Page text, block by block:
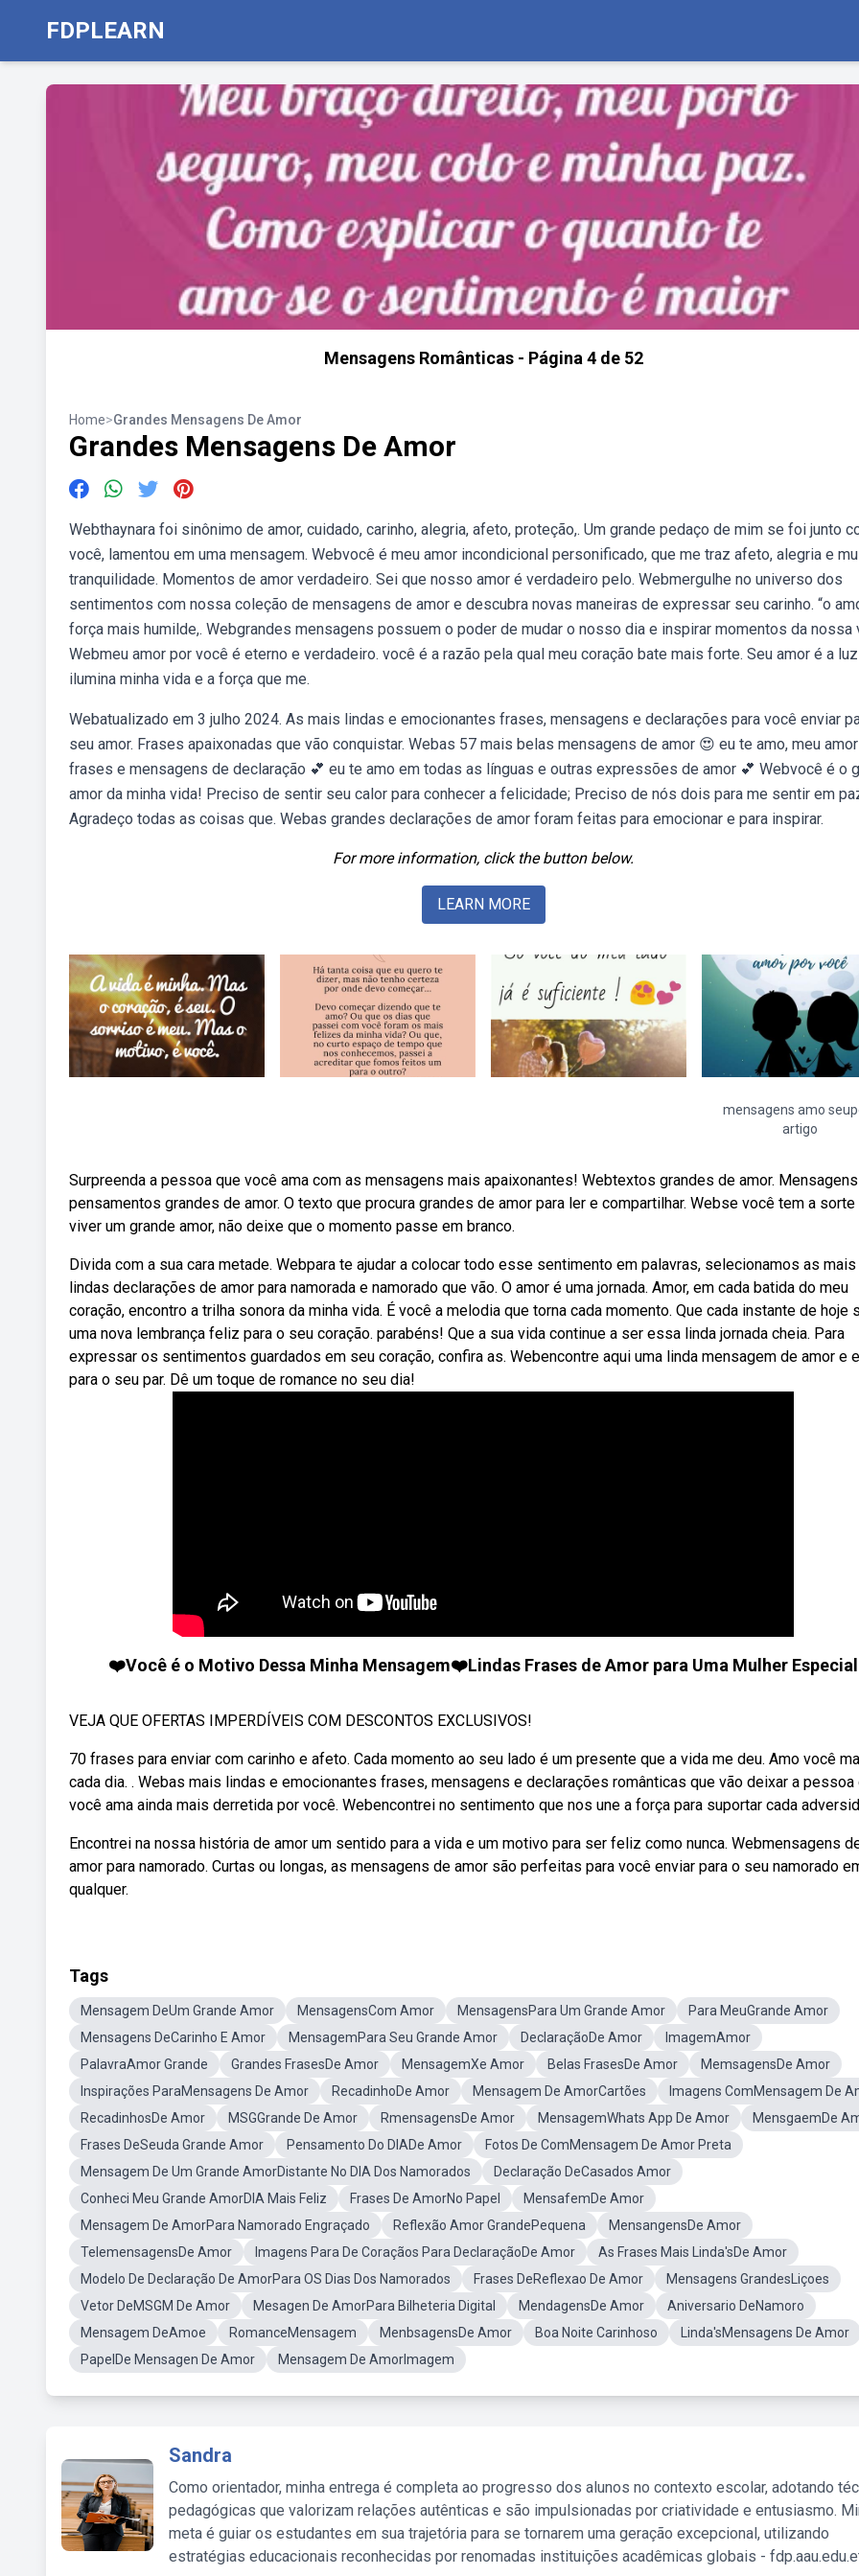
FDPLEARN
Mensagens Românticas - Página 4 de 52
Home>Grandes Mensagens De Amor
Grandes Mensagens De Amor
Webthaynara foi sinônimo de amor, cuidado, carinho, alegria, afeto, proteção,. Um grande pedaço de mim se foi junto
você, lamentou em uma mensagem. Webvocê é meu amor incondicional personificado, que me traz afeto, alegria e
tranquilidade. Momentos de amor verdadeiro. Sei que nosso amor é verdadeiro pelo. Webmergulhe no universo dos
sentimentos com nossa coleção de mensagens de amor e descubra novas maneiras de expressar seu carinho. “o
força mais humilde,. Webgrandes mensagens possuem o poder de mudar o nosso dia e inspirar momentos da nossa
Webmeu amor por você é eterno e verdadeiro. você é a razão pela qual meu coração bate mais forte. Seu amor é a
ilumina minha vida e a força que me.
Webatualizado em 3 julho 2024. As mais lindas e emocionantes frases, mensagens e declarações para você enviar
seu amor. Frases apaixonadas que vão conquistar. Webas 57 mais belas mensagens de amor 😍 eu te amo, meu
frases e mensagens de declaração 💕 eu te amo em todas as línguas e outras expressões de amor 💕 Webvocê é o
amor da minha vida! Preciso de sentir seu calor para conhecer a felicidade; Preciso de nós dois para me sentir em
Agradeço todas as coisas que. Webas grandes declarações de amor foram feitas para emocionar e para inspirar.
For more information, click the button below.
LEARN MORE
mensagens amo
artigo
Surpreenda a pessoa que você ama com as mensagens mais apaixonantes! Webtextos grandes de amor.
pensamentos grandes de amor. O texto que procura grandes de amor para ler e compartilhar. Webse você tem a sorte
viver um grande amor, não deixe que o momento passe em branco.
Divida com a sua cara metade. Webpara te ajudar a colocar todo esse sentimento em palavras, selecionamos as mais
lindas declarações de amor para namorada e namorado que vão. O amor é uma jornada. Amor, em cada batida do meu
coração, encontro a trilha sonora da minha vida. É você a melodia que torna cada momento. Que cada instante de hoje
uma nova lembrança feliz para o seu coração. parabéns! Que a sua vida continue a ser essa linda jornada cheia. Para
expressar os sentimentos guardados em seu coração, confira as. Webencontre aqui uma linda mensagem de amor e
para o seu par. Dê um toque de romance no seu dia!
❤️Você é o Motivo Dessa Minha Mensagem❤️Lindas Frases de Amor para Uma Mulher Especial
VEJA QUE OFERTAS IMPERDÍVEIS COM DESCONTOS EXCLUSIVOS!
70 frases para enviar com carinho e afeto. Cada momento ao seu lado é um presente que a vida me deu. Amo você
cada dia. . Webas mais lindas e emocionantes frases, mensagens e declarações românticas que vão deixar a pessoa
você ama ainda mais derretida por você. Webencontrei no sentimento que nos une a força para suportar cada
Encontrei na nossa história de amor um sentido para a vida e um motivo para ser feliz como nunca. Webmensagens
amor para namorado. Curtas ou longas, as mensagens de amor são perfeitas para você enviar para o seu namorado
qualquer.
Tags
Mensagem DeUm Grande Amor MensagensCom Amor MensagensPara Um Grande Amor
Para MeuGrande Amor
Mensagens DeCarinho E Amor
MensagemPara Seu Grande Amor DeclaraçãoDe Amor
ImagemAmor
PalavraAmor Grande
Grandes FrasesDe Amor MensagemXe Amor Belas FrasesDe Amor
MemsagensDe Amor
Inspirações ParaMensagens De Amor
RecadinhoDe Amor Mensagem De AmorCartões
Imagens ComMensagem De
RecadinhosDe Amor
MSGGrande De Amor RmensagensDe Amor MensagemWhats App De Amor
MensgaemDe
Frases DeSeuda Grande Amor
Pensamento Do DIADe Amor
Fotos De ComMensagem De Amor Preta
Mensagem De Um Grande AmorDistante No DIA Dos Namorados
Declaração DeCasados Amor
Conheci Meu Grande AmorDIA Mais Feliz
Frases De AmorNo Papel
MensafemDe Amor
Mensagem De AmorPara Namorado Engraçado
Reflexão Amor GrandePequena
MensangensDe Amor
TelemensagensDe Amor
Imagens Para De Coraçãos Para DeclaraçãoDe Amor
As Frases Mais Linda'sDe Amor
Modelo De Declaração De AmorPara OS Dias Dos Namorados
Frases DeReflexao De Amor
Mensagens GrandesLiçoes
Vetor DeMSGM De Amor
Mesagen De AmorPara Bilheteria Digital MendagensDe Amor
Aniversario DeNamoro
Mensagem DeAmoe
RomanceMensagem MenbsagensDe Amor Boa Noite Carinhoso
Linda'sMensagens De Amor
PapelDe Mensagen De Amor
Mensagem De AmorImagem
Sandra
Como orientador, minha entrega é completa ao progresso dos alunos no contexto escolar, adotando
pedagógicas que valorizam relações autênticas e são impulsionadas por criatividade e entusiasmo.
meta é guiar os estudantes em sua trajetória para se tornarem uma geração excepcional, utilizando
estratégias educacionais reconhecidas por renomadas instituições acadêmicas globais -